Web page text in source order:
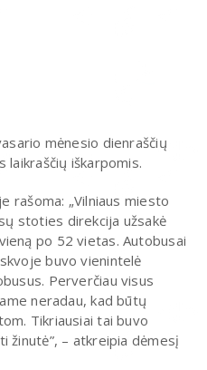
mėnesio dienraščių
laikraščių iškarpomis.
rašoma: „Vilniaus miesto
stoties direkcija užsakė
po 52 vietas. Autobusai
buvo vienintelė
Perverčiau visus
neradau, kad būtų
Tikriausiai tai buvo
žinutė”, – atkreipia dėmesį